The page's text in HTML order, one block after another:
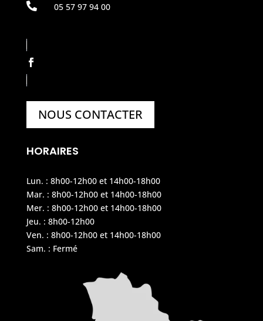
 05 57 97 94 00
NOUS CONTACTER
HORAIRES
Lun. : 8h00-12h00 et 14h00-18h00
Mar. : 8h00-12h00 et 14h00-18h00
Mer. : 8h00-12h00 et 14h00-18h00
Jeu. : 8h00-12h00
Ven. : 8h00-12h00 et 14h00-18h00
Sam. : Fermé